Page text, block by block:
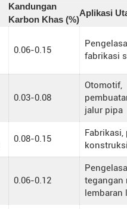
Kandungan
Karbon Khas (%)
Aplikasi
0.06-0.15
fabrikasi
0.03-0.08
Otomotif,
jalur pipa
0.08-0.15
Fabrikasi,
konstruksi
0.06-0.12
tegangan
lembaran